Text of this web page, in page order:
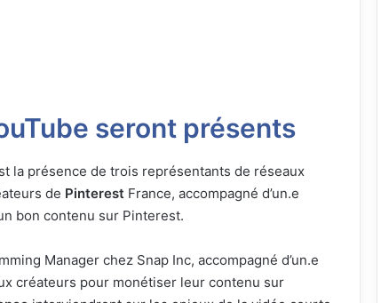
seront présents
la présence de trois représentants de réseaux
de Pinterest France, accompagné d’un.e
bon contenu sur Pinterest.
Manager chez Snap Inc, accompagné d’un.e
créateurs pour monétiser leur contenu sur